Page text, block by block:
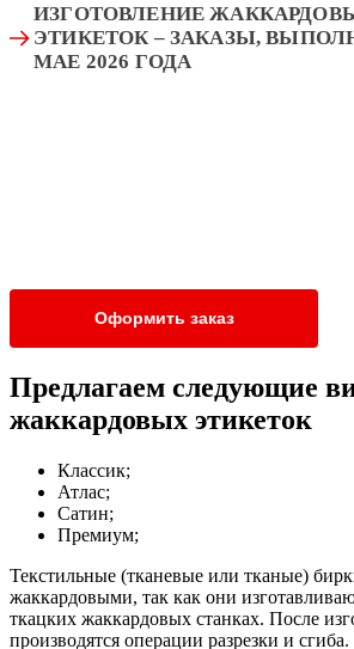
ИЗГОТОВЛЕНИЕ
ЭТИКЕТОК – ЗАКАЗЫ,
МАЕ 2026 ГОДА
Оформить заказ
Предлагаем следующие
жаккардовых этикеток
Классик;
Атлас;
Сатин;
Премиум;
Текстильные (тканевые или тканые)
жаккардовыми, так как они
ткацких жаккардовых станках. После
производятся операции разрезки и сгиба.